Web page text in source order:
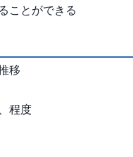
ことができる
移
程度